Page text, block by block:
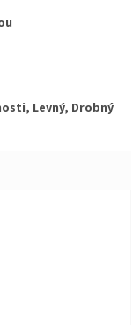
Levný, Drobný